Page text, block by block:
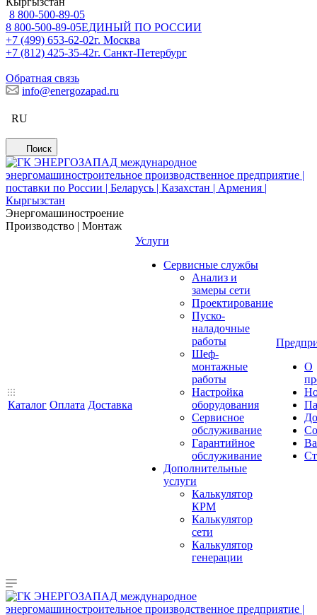
8 800-500-89-05
8 800-500-89-05ЕДИНЫЙ ПО РОССИИ
+7 (499) 653-62-02г. Москва
+7 (812) 425-35-42г. Санкт-Петербург
Обратная связь
info@energozapad.ru
RU
Поиск
Энергомашиностроение
Производство | Монтаж
Каталог Оплата Доставка
Услуги
Сервисные службы
Анализ и
замеры сети
Проектирование
Пуско-
наладочные
работы
Шеф-
монтажные
работы
Настройка
оборудования
Сервисное
обслуживание
Гарантийное
обслуживание
Дополнительные
услуги
Калькулятор
КРМ
Калькулятор
сети
Калькулятор
генерации
О